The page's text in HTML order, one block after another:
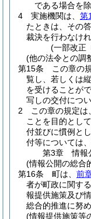
である場合を
4
実施機関は、 第
たときは、その
裁決を行わなけ
(一部改正
(他の法令との調
第15条
この章の
覧し、若しくは
を受けることが
写しの交付につ
2
この章の規定
ことを目的とし
付並びに慣例と
付等については
第3章
情報
(情報公開の総合
第16条
町は、 前
者が町政に関す
報提供施策及び
総合的推進に努
(情報提供施策等